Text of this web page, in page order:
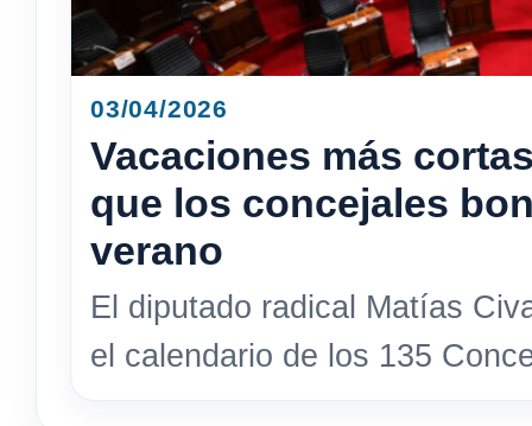
03/04/2026
Vacaciones más
que los concejales
verano
El diputado radical Matías
el calendario de los 135